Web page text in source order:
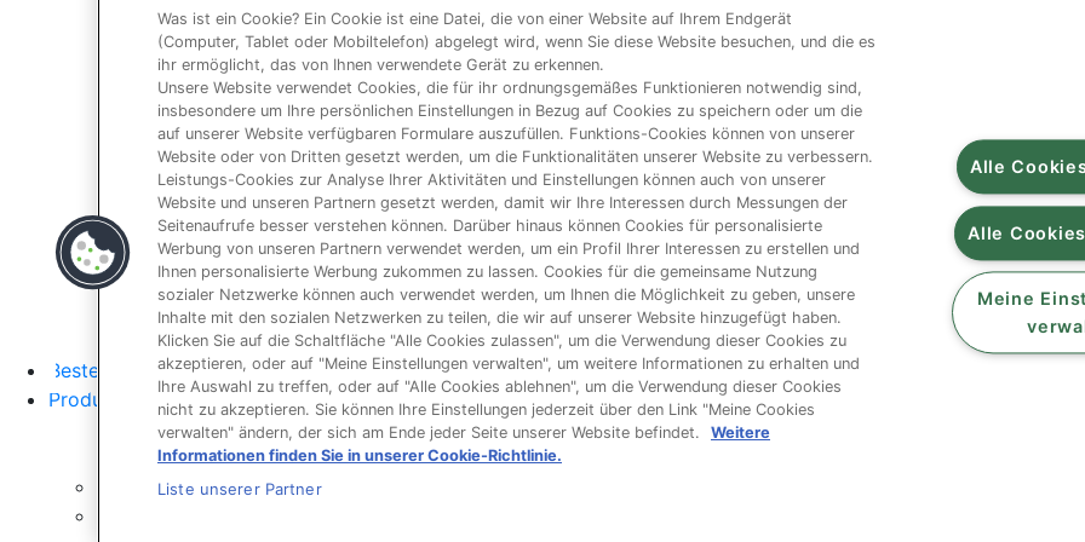
unsere markenseiten
galbani.de /leerdammer.de/president.de/salakis.de/
kontakt
foodservice.info@de.lactalis.com
Lactalis Deutschland GmbH - Tel: +49 (0)751 887 366 /
Omira Bodenseemilch GmbH - Tel: +49 (0)751 887 366 /
Cookie Richtlinie/Sitemap/Datenschutz Impressum/
Bestellportal
Produktkataloge zum Herunterladen
Milch & Sahne
Würzburger Milchwerke
Was ist ein Cookie? Ein Cookie ist eine Datei, die von einer Website auf Ihrem Endgerät
(Computer, Tablet oder Mobiltelefon) abgelegt wird, wenn Sie diese Website besuchen, und die es
ihr ermöglicht, das von Ihnen verwendete Gerät zu erkennen.
Unsere Website verwendet Cookies, die für ihr ordnungsgemäßes Funktionieren notwendig sind,
insbesondere um Ihre persönlichen Einstellungen in Bezug auf Cookies zu speichern oder um die
auf unserer Website verfügbaren Formulare auszufüllen. Funktions-Cookies können von unserer
Website oder von Dritten gesetzt werden, um die Funktionalitäten unserer Website zu verbessern.
Leistungs-Cookies zur Analyse Ihrer Aktivitäten und Einstellungen können auch von unserer
Website und unseren Partnern gesetzt werden, damit wir Ihre Interessen durch Messungen der
Seitenaufrufe besser verstehen können. Darüber hinaus können Cookies für personalisierte
Werbung von unseren Partnern verwendet werden, um ein Profil Ihrer Interessen zu erstellen und
Ihnen personalisierte Werbung zukommen zu lassen. Cookies für die gemeinsame Nutzung
sozialer Netzwerke können auch verwendet werden, um Ihnen die Möglichkeit zu geben, unsere
Inhalte mit den sozialen Netzwerken zu teilen, die wir auf unserer Website hinzugefügt haben.
Klicken Sie auf die Schaltfläche "Alle Cookies zulassen", um die Verwendung dieser Cookies zu
akzeptieren, oder auf "Meine Einstellungen verwalten", um weitere Informationen zu erhalten und
Ihre Auswahl zu treffen, oder auf "Alle Cookies ablehnen", um die Verwendung dieser Cookies
nicht zu akzeptieren. Sie können Ihre Einstellungen jederzeit über den Link "Meine Cookies
verwalten" ändern, der sich am Ende jeder Seite unserer Website befindet.
Weitere
Informationen finden Sie in unserer Cookie-Richtlinie.
Liste unserer Partner
Alle
Alle
Meine